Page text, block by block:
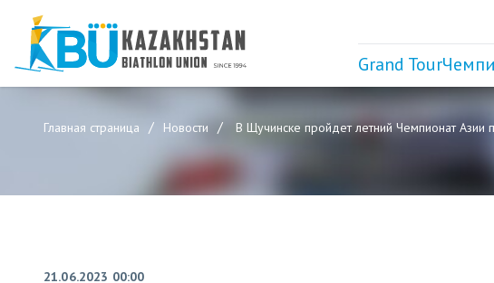
Grand Tour
Главная страница Новости В Щучинске пройдет летний Чемпионат Азии
21.06.2023 00:00